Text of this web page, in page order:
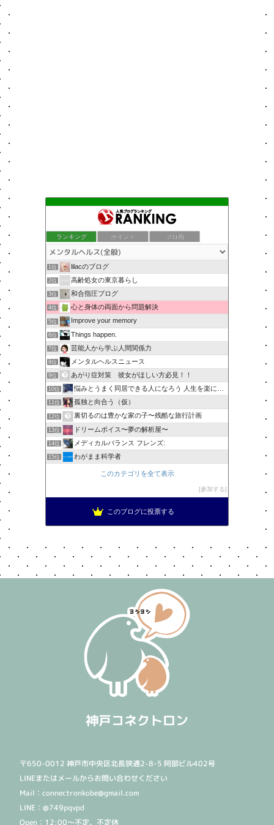
ランキング ポイント ブロ画
1位 lilacのブログ
2位 高齢処女の東京暮らし
3位 和合指圧ブログ
4位 心と身体の両面から問題解決
5位 Improve your memory
6位 Things happen.
7位 芸能人から学ぶ人間関係力
8位 メンタルヘルスニュース
9位 あがり症対策 彼女がほしい方必見！！
10位 悩みとうまく同居できる人になろう 人生を楽に生きる簡単な…
11位 孤独と向合う（仮）
12位 裏切るのは豊かな家の子〜残酷な旅行計画
13位 ドリームボイス〜夢の解析屋〜
14位 メディカルバランス フレンズ:
15位 わがまま科学者
このカテゴリを全て表示
参加する
このブログに投票する
神戸コネクトロン
〒650-0012 神戸市中央区北長狭通2-8-5 阿部ビル402号
LINEまたはメールからお問い合わせください
Mail：connectronkobe@gmail.com
LINE：@749pqvpd
Open：12:00〜不定、不定休